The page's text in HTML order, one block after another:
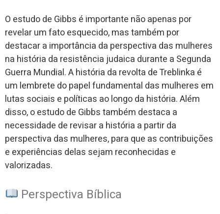
O estudo de Gibbs é importante não apenas por
revelar um fato esquecido, mas também por
destacar a importância da perspectiva das mulheres
na história da resistência judaica durante a Segunda
Guerra Mundial. A história da revolta de Treblinka é
um lembrete do papel fundamental das mulheres em
lutas sociais e políticas ao longo da história. Além
disso, o estudo de Gibbs também destaca a
necessidade de revisar a história a partir da
perspectiva das mulheres, para que as contribuições
e experiências delas sejam reconhecidas e
valorizadas.
Perspectiva Bíblica